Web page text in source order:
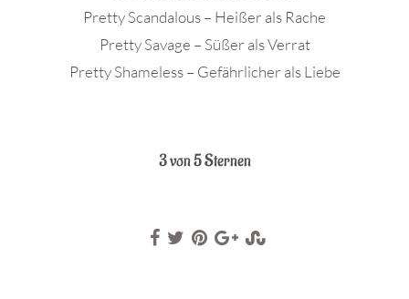
Pretty Scandalous – Heißer als Rache
Pretty Savage – Süßer als Verrat
Pretty Shameless – Gefährlicher als Liebe
3 von 5 Sternen